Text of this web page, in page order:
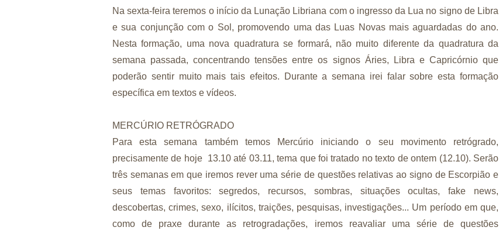
Na sexta-feira teremos o início da Lunação Libriana com o ingresso da Lua no signo de Libra
e sua conjunção com o Sol, promovendo uma das Luas Novas mais aguardadas do ano.
Nesta formação, uma nova quadratura se formará, não muito diferente da quadratura da
semana passada, concentrando tensões entre os signos Áries, Libra e Capricórnio que
poderão sentir muito mais tais efeitos. Durante a semana irei falar sobre esta formação
específica em textos e vídeos.
MERCÚRIO RETRÓGRADO
Para esta semana também temos Mercúrio iniciando o seu movimento retrógrado,
precisamente de hoje 13.10 até 03.11, tema que foi tratado no texto de ontem (12.10). Serão
três semanas em que iremos rever uma série de questões relativas ao signo de Escorpião e
seus temas favoritos: segredos, recursos, sombras, situações ocultas, fake news,
descobertas, crimes, sexo, ilícitos, traições, pesquisas, investigações... Um período em que,
como de praxe durante as retrogradações, iremos reavaliar uma série de questões